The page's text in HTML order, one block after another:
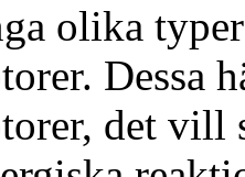
olika
Dessa
det vill